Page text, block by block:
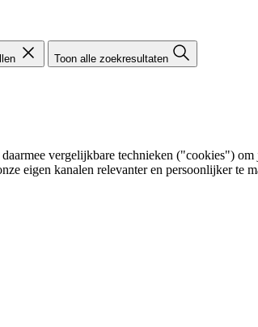
Toon alle zoekresultaten
vergelijkbare technieken ("cookies")
eigen kanalen relevanter en persoonlijker